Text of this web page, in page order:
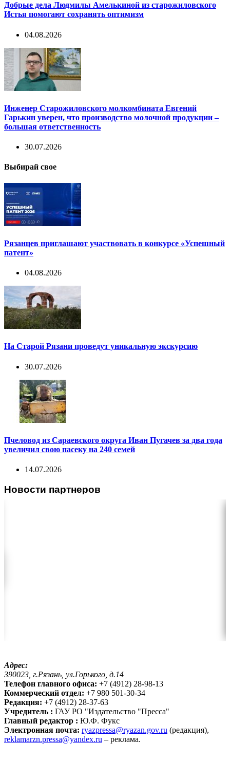
Добрые дела Людмилы Амелькиной из старожиловского
Истья помогают сохранять оптимизм
04.08.2026
Инженер Старожиловского молкомбината Евгений
Гарькин уверен, что производство молочной продукции –
большая ответственность
30.07.2026
Выбирай свое
Рязанцев приглашают участвовать в конкурсе «Успешный
патент»
04.08.2026
На Старой Рязани проведут уникальную экскурсию
30.07.2026
Пчеловод из Сараевского округа Иван Пугачев за два года
увеличил свою пасеку на 240 семей
14.07.2026
Новости партнеров
Адрес:
390023, г.Рязань, ул.Горького, д.14
Телефон главного офиса: +7 (4912) 28-98-13
Коммерческий отдел: +7 980 501-30-34
Редакция: +7 (4912) 28-37-63
Учредитель : ГАУ РО "Издательство "Пресса"
Главный редактор : Ю.Ф. Фукс
Электронная почта: ryazpressa@ryazan.gov.ru (редакция),
reklamarzn.pressa@yandex.ru – реклама.